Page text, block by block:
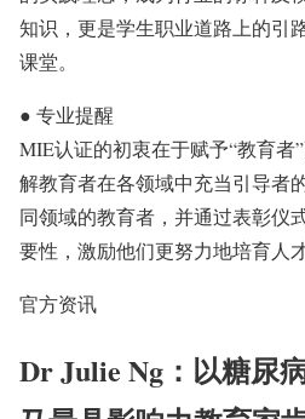
知识，更是学生职业道路上的引
课堂。
● 专业提醒
MIE认证的初衷在于赋予“教育者
解教育者在各领域中充当引导者
同领域的教育者，并通过表彰仪
要性，激励他们更努力地培育人才
官方资讯
Dr Julie Ng：以糖尿